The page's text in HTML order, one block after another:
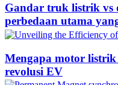
Gandar truk listrik vs
perbedaan utama
Mengapa motor
revolusi EV